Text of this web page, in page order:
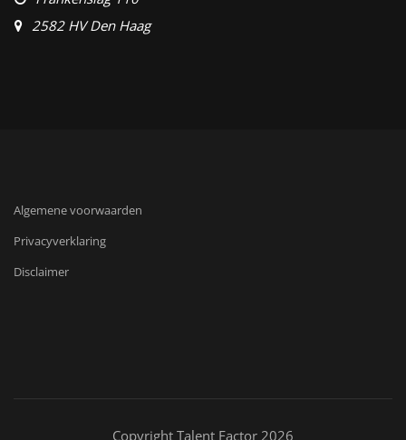
2582 HV Den Haag
Algemene voorwaarden
Privacyverklaring
Disclaimer
Copyright Talent Factor 2026